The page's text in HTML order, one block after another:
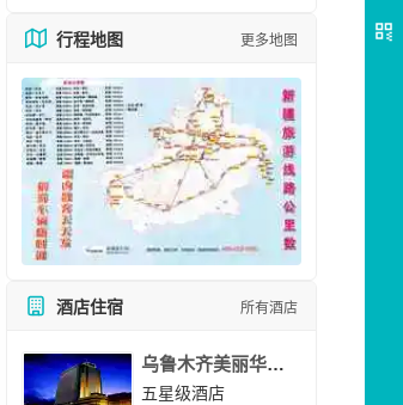
行程地图 更多地图
酒店住宿 所有酒店
乌鲁木齐美丽华大酒
五星级酒店